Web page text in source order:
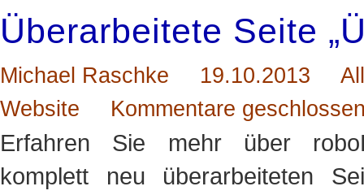
Überarbeitete Seite
Michael Raschke 19.10.2013
Website
Kommentare
Erfahren Sie mehr über
komplett neu überarbeiteten